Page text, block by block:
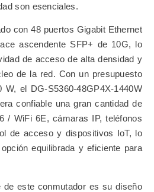
son esenciales.
con 48 puertos Gigabit Ethernet
ascendente SFP+ de 10G, lo
de acceso de alta densidad y
de la red. Con un presupuesto
el DG-S5360-48GP4X-1440W
confiable una gran cantidad de
/ WiFi 6E, cámaras IP, teléfonos
de acceso y dispositivos IoT, lo
equilibrada y eficiente para
este conmutador es su diseño